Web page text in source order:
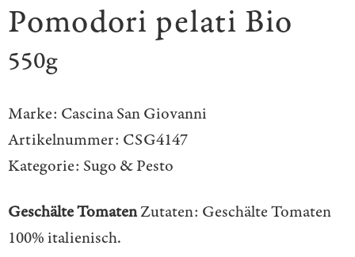
Pomodori pelati Bio
550g
Marke: Cascina San Giovanni
Artikelnummer: CSG4147
Kategorie: Sugo & Pesto
Geschälte TomatenZutaten: Geschälte Tomaten
100% italienisch.